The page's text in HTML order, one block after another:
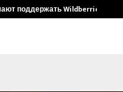
поддержать Wildberries и его…